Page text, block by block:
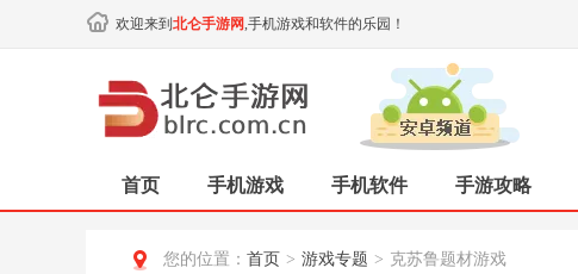
欢迎来到 北仑手游网,手机游戏和软件的乐园！
首页 手机游戏 手机软件 手游攻略
您的位置： 首页 > 游戏专题 > 克苏鲁题材游戏